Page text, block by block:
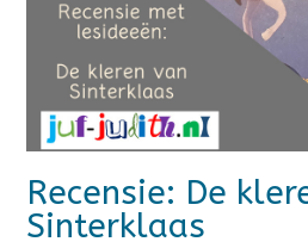
Recensie: De
Sinterklaas